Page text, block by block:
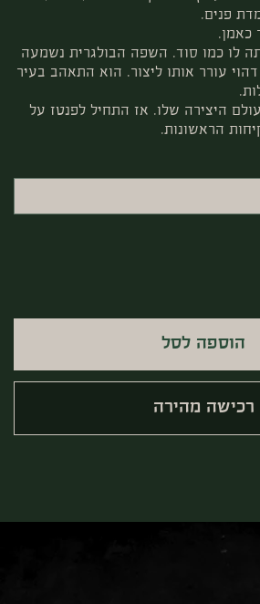
פנים.
כאמן.
לו כמו סוד. השפה הבולגרית נשמעה
עורר אותו ליצור. הוא התאהב בעיר
היצירה שלו. אז התחיל לפנטז על
הראשונות.
הוספה לסל
רכישה מהירה